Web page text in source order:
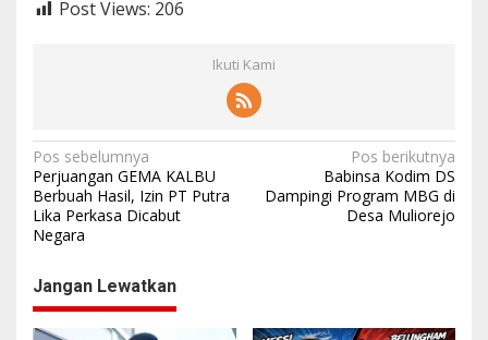
Post Views: 206
Ikuti Kami
N
a
v
g
a
Pos sebelumnya
Perjuangan GEMA KALBU
Berbuah Hasil, Izin PT Putra
Lika Perkasa Dicabut
Negara
Pos berikutnya
Babinsa Kodim DS
Dampingi Program MBG di
Desa Muliorejo
Jangan Lewatkan